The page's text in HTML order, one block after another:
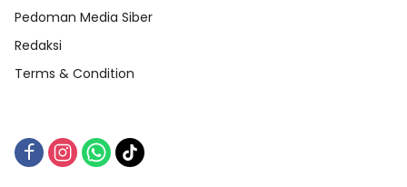
Pedoman Media Siber
Redaksi
Terms & Condition